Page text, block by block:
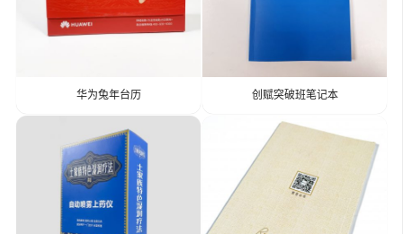
华为兔年台历 创赋突破班笔记本